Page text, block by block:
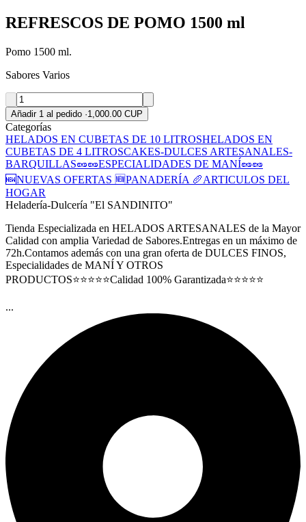
REFRESCOS DE POMO 1500 ml
Pomo 1500 ml.
Sabores Varios
Añadir 1 al pedido ·1,000.00 CUP
Categorías
HELADOS EN CUBETAS DE 10 LITROSHELADOS EN
CUBETAS DE 4 LITROSCAKES-DULCES ARTESANALES-
BARQUILLAS🥜🥜ESPECIALIDADES DE MANÍ🥜🥜
🆕NUEVAS OFERTAS 🆕PANADERÍA 🥖ARTICULOS DEL
HOGAR
Heladería-Dulcería "El SANDINITO"
Tienda Especializada en HELADOS ARTESANALES de la Mayor
Calidad con amplia Variedad de Sabores.Entregas en un máximo de
72h.Contamos además con una gran oferta de DULCES FINOS,
Especialidades de MANÍ Y OTROS
PRODUCTOS⭐⭐⭐⭐⭐Calidad 100% Garantizada⭐⭐⭐⭐⭐
...